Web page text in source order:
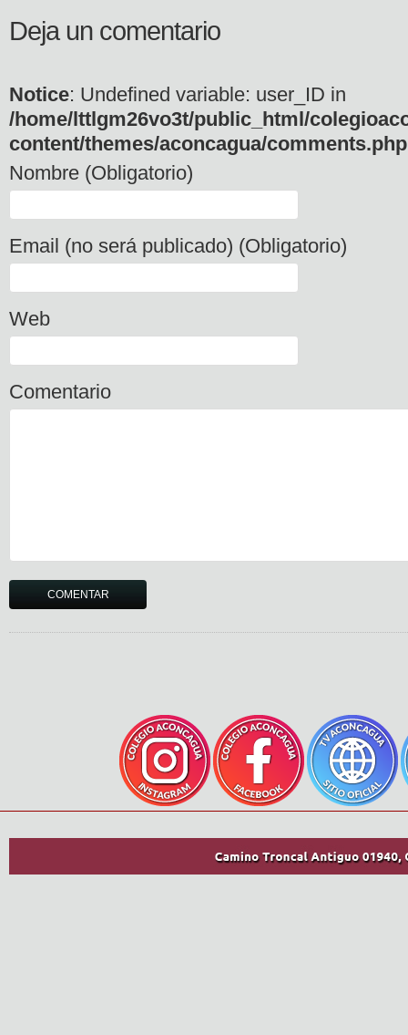
Deja un comentario
Notice: Undefined variable: user_ID in
/home/lttlgm26vo3t/public_html/
content/themes/aconcagua/comments.php
Nombre (Obligatorio)
Email (no será publicado) (Obligatorio)
Web
Comentario